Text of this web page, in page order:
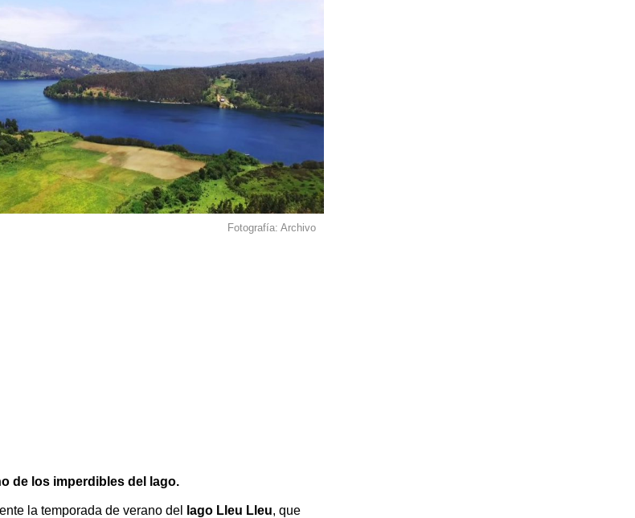
Fotografía: Archivo
de los imperdibles del lago.
la temporada de verano del lago Lleu Lleu, que